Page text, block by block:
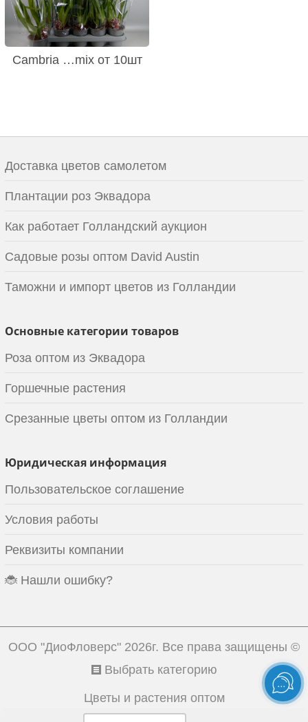
Cambria …mix от 10шт
Доставка цветов самолетом
Плантации роз Эквадора
Как работает Голландский аукцион
Садовые розы оптом David Austin
Таможни и импорт цветов из Голландии
Основные категории товаров
Роза оптом из Эквадора
Горшечные растения
Срезанные цветы оптом из Голландии
Юридическая информация
Пользовательское соглашение
Условия работы
Реквизиты компании
🐞 Нашли ошибку?
ООО "ДиоФловерс" 2026г. Все права защищены ©
Выбрать категорию
Цветы и растения оптом